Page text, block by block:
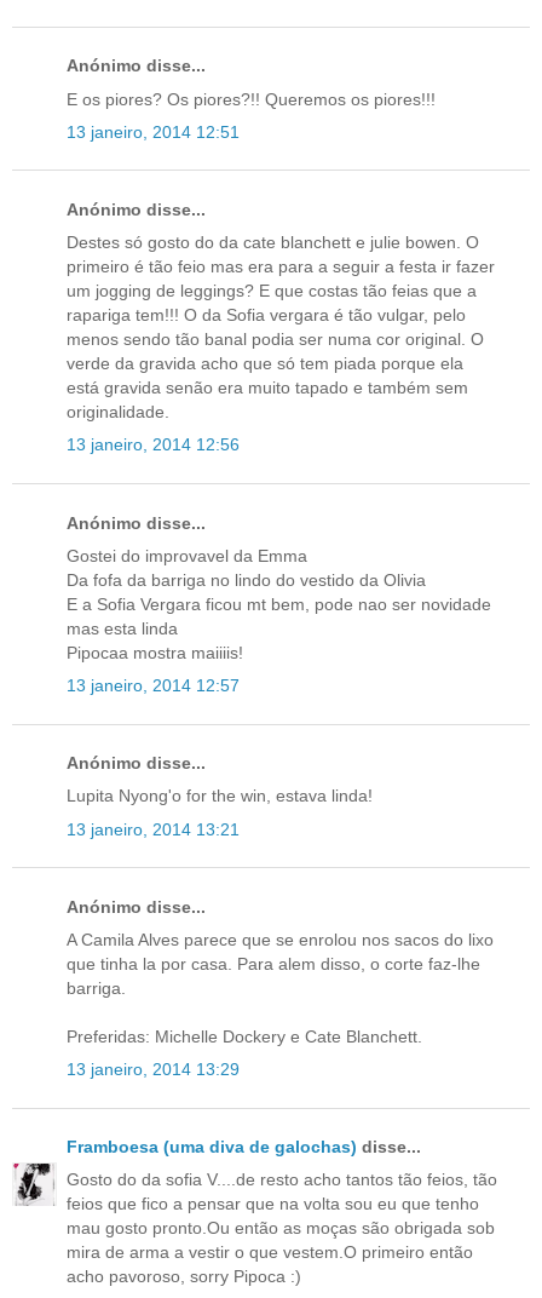
Anónimo disse...
E os piores? Os piores?!! Queremos os piores!!!
13 janeiro, 2014 12:51
Anónimo disse...
Destes só gosto do da cate blanchett e julie bowen. O
primeiro é tão feio mas era para a seguir a festa ir fazer
um jogging de leggings? E que costas tão feias que a
rapariga tem!!! O da Sofia vergara é tão vulgar, pelo
menos sendo tão banal podia ser numa cor original. O
verde da gravida acho que só tem piada porque ela
está gravida senão era muito tapado e também sem
originalidade.
13 janeiro, 2014 12:56
Anónimo disse...
Gostei do improvavel da Emma
Da fofa da barriga no lindo do vestido da Olivia
E a Sofia Vergara ficou mt bem, pode nao ser novidade
mas esta linda
Pipocaa mostra maiiiis!
13 janeiro, 2014 12:57
Anónimo disse...
Lupita Nyong'o for the win, estava linda!
13 janeiro, 2014 13:21
Anónimo disse...
A Camila Alves parece que se enrolou nos sacos do lixo
que tinha la por casa. Para alem disso, o corte faz-lhe
barriga.
Preferidas: Michelle Dockery e Cate Blanchett.
13 janeiro, 2014 13:29
Framboesa (uma diva de galochas) disse...
Gosto do da sofia V....de resto acho tantos tão feios, tão
feios que fico a pensar que na volta sou eu que tenho
mau gosto pronto.Ou então as moças são obrigada sob
mira de arma a vestir o que vestem.O primeiro então
acho pavoroso, sorry Pipoca :)